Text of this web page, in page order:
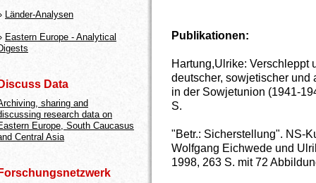
Publikationen:
Hartung,Ulrike: Verschleppt
deutscher, sowjetischer und
in der Sowjetunion (1941-
S.
"Betr.: Sicherstellung". NS-
Wolfgang Eichwede und
1998, 263 S. mit 72
Länder-Analysen
Eastern Europe - Analytical
Data
sharing and
research data on
Europe, South Caucasus
Central Asia